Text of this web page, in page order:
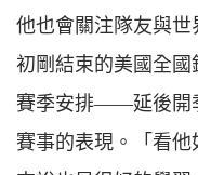
他也會關注隊友與世
初剛結束的美國全國
賽季安排——延後開
賽事的表現。「看